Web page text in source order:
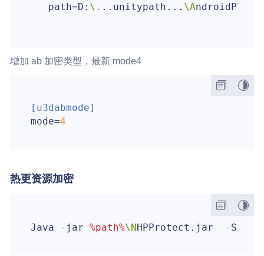
   path=D:
\. ..unitypath... \A
增加 ab 加密类型，最新 mode4
[u3dabmode]
mode=4
热更资源加密
Java -jar %path%\NHPProtect.jar  -